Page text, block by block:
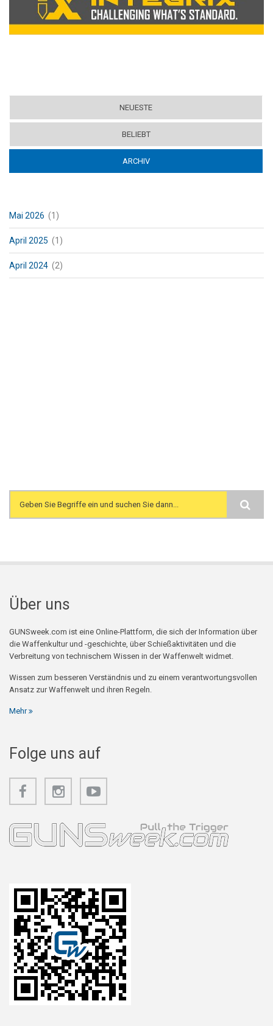
NEUESTE
BELIEBT
ARCHIV(ACTIVE TAB)
Mai 2026 (1)
April 2025 (1)
April 2024 (2)
Search form
Über uns
GUNSweek.com ist eine Online-Plattform, die sich der Information über
die Waffenkultur und -geschichte, über Schießaktivitäten und die
Verbreitung von technischem Wissen in der Waffenwelt widmet.
Wissen zum besseren Verständnis und zu einem verantwortungsvollen
Ansatz zur Waffenwelt und ihren Regeln.
Mehr
Folge uns auf